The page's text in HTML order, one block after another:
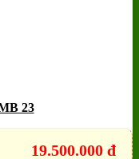
23
19.500.000 đ